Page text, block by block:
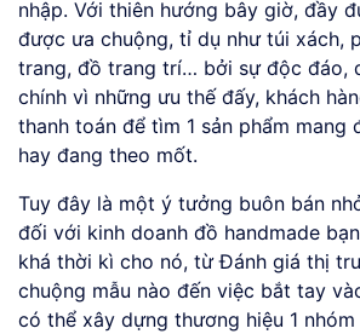
nhập. Với thiên hướng bây giờ, đầy
được ưa chuộng, tỉ dụ như túi xách,
trang, đồ trang trí… bởi sự độc đáo,
chính vì những ưu thế đấy, khách
thanh toán để tìm 1 sản phẩm mang
hay đang theo mốt.
Tuy đây là một ý tưởng buôn bán
đối với kinh doanh đồ handmade
khá thời kì cho nó, từ Đánh giá thị
chuộng mẫu nào đến việc bắt tay
có thể xây dựng thương hiệu 1